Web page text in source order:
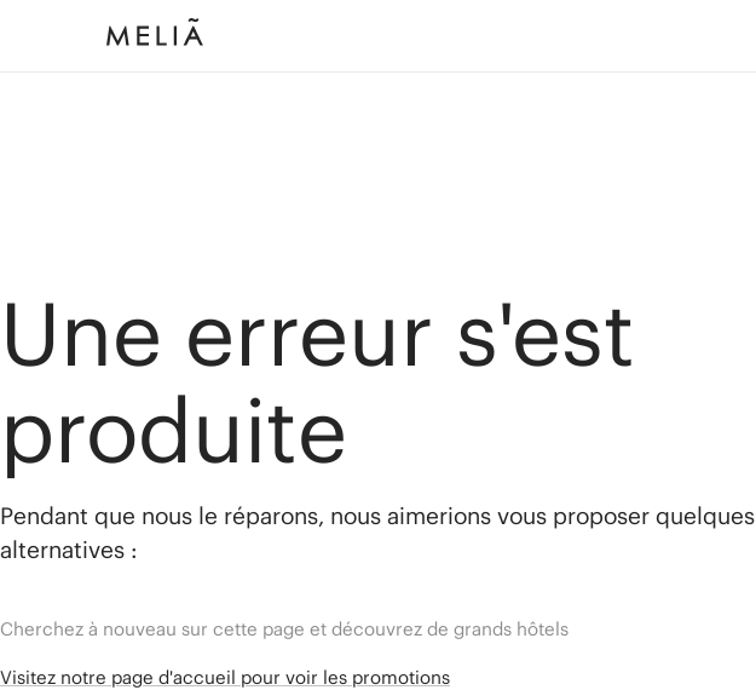
Une erreur s'est
produite
Pendant que nous le réparons, nous aimerions vous proposer quelques
alternatives :
Cherchez à nouveau sur cette page et découvrez de grands hôtels
Visitez notre page d'accueil pour voir les promotions